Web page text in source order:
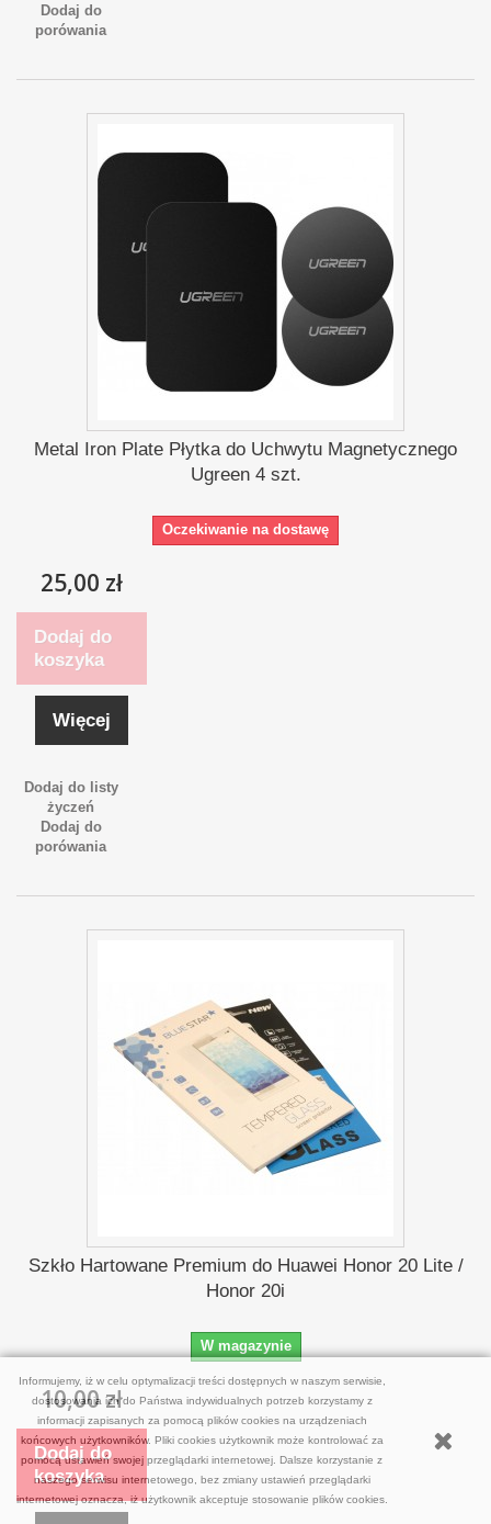
Informujemy, iż w celu optymalizacji treści dostępnych w naszym serwisie,
dostosowania ich do Państwa indywidualnych potrzeb korzystamy z
informacji zapisanych za pomocą plików cookies na urządzeniach
końcowych użytkowników. Pliki cookies użytkownik może kontrolować za
pomocą ustawień swojej przeglądarki internetowej. Dalsze korzystanie z
naszego serwisu internetowego, bez zmiany ustawień przeglądarki
internetowej oznacza, iż użytkownik akceptuje stosowanie plików cookies.
Dodaj do
porówania
Metal Iron Plate Płytka do Uchwytu Magnetycznego
Ugreen 4 szt.
Oczekiwanie na dostawę
25,00 zł
Dodaj do
koszyka
Więcej
Dodaj do listy
życzeń
Dodaj do
porówania
Szkło Hartowane Premium do Huawei Honor 20 Lite /
Honor 20i
W magazynie
10,00 zł
Dodaj do
koszyka